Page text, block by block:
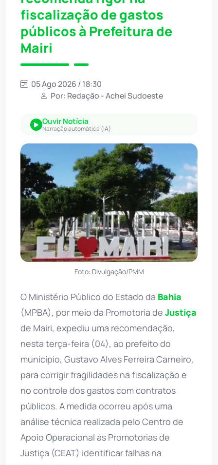
fiscalização de gastos
públicos à Prefeitura de
Mairi
05 Ago 2026 / 18:30
Por: Redação - Achei Sudoeste
Ouvir Notícia
Narração automática (IA)
Foto: Divulgação/PMM
O Ministério Público do Estado da Bahia
(MPBA), por meio da Promotoria de Justiça
de Mairi, expediu uma recomendação,
nesta terça-feira (04), ao prefeito do
município, Gustavo Alves Ferreira Carneiro,
para corrigir fragilidades na fiscalização e
no controle dos gastos com contratos
públicos. A medida ocorreu após uma
análise técnica realizada pelo Centro de
Apoio Operacional às Promotorias de
Justiça (CEAT) identificar falhas na